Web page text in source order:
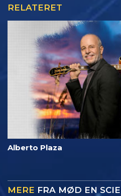
RELATERET
Alberto Plaza
MERE FRA MØD EN